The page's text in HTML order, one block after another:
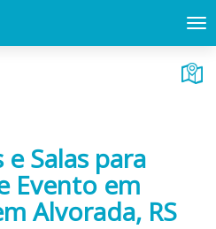
e Salas para
Evento em
Alvorada, RS